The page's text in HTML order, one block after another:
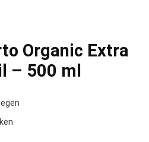
Organic Extra
– 500 ml